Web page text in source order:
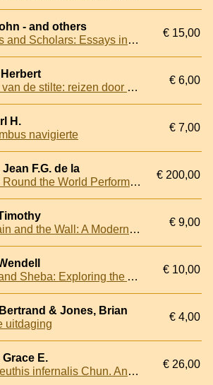
- and others
Merchants and Scholars: Essays in the History of Exploration and Trade
€ 15,00
De schijn van de stilte: reizen door de Stille Zuidzee
€ 6,00
H.
navigierte
€ 7,00
F.G. de la
A Voyage Round the World Performed in the Years 1785, 1786, 1787 and 1788 by the Boussole and Astrolabe (3 volumes)
€ 200,00
The Curtain and the Wall: A Modern Journey Along Europe's Cold War Border
€ 9,00
Qataban and Sheba: Exploring the Ancient Kingdoms on the Biblical Spice Routes of Arabia
€ 10,00
& Jones, Brian
uitdaging
€ 4,00
E.
Vampyroteuthis infernalis Chun. An archaic dibranchiate Cephalopod. I. Natural history and distribution. II. External anatomy (2 volumes)
€ 26,00